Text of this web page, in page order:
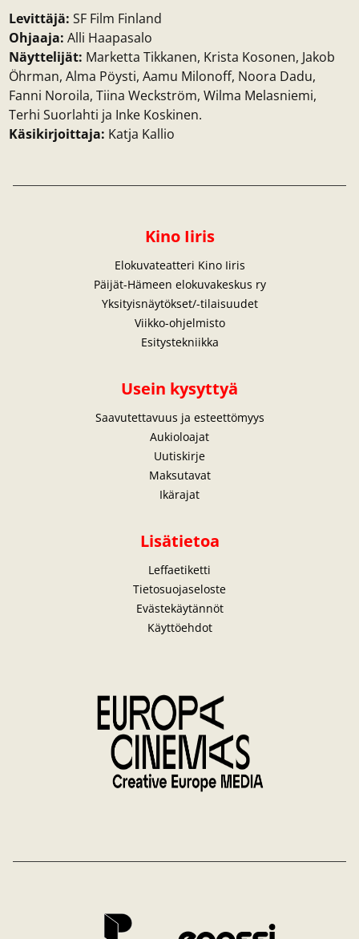
Levittäjä: SF Film Finland
Ohjaaja: Alli Haapasalo
Näyttelijät: Marketta Tikkanen, Krista Kosonen, Jakob
Öhrman, Alma Pöysti, Aamu Milonoff, Noora Dadu,
Fanni Noroila, Tiina Weckström, Wilma Melasniemi,
Terhi Suorlahti ja Inke Koskinen.
Käsikirjoittaja: Katja Kallio
Kino Iiris
Elokuvateatteri Kino Iiris
Päijät-Hämeen elokuvakeskus ry
Yksityisnäytökset/-tilaisuudet
Viikko-ohjelmisto
Esitystekniikka
Usein kysyttyä
Saavutettavuus ja esteettömyys
Aukioloajat
Uutiskirje
Maksutavat
Ikärajat
Lisätietoa
Leffaetiketti
Tietosuojaseloste
Evästekäytännöt
Käyttöehdot